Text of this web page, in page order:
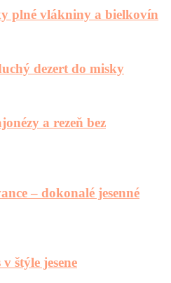
plné vlákniny a bielkovín
dezert do misky
a rezeň bez
– dokonalé jesenné
štýle jesene